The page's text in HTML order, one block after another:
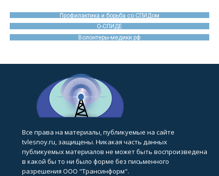
Профилактика и борьба со СПИДом
О-СПИДЕ
Волонтеры-медики.рф
Все права на материалы, публикуемые на сайте
tvlesnoy.ru, защищены. Никакая часть данных
публикуемых материалов не может быть воспроизведена
в какой бы то ни было форме без письменного
разрешения ООО "Трансинформ".